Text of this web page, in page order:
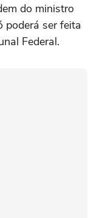
do ministro
poderá ser feita
Federal.